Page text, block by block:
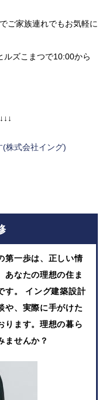
ご家族連れでもお気軽に
ルズこまつで10:00から
株式会社イング)
第一歩は、正しい情
あなたの理想の住ま
す。 イング建築設計
や、実際に手がけた
ります。理想の暮ら
ませんか？